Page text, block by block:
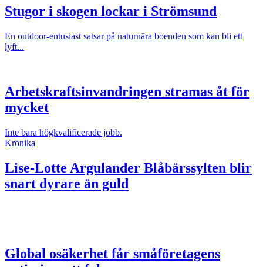
Stugor i skogen lockar i Strömsund
En outdoor-entusiast satsar på naturnära boenden som kan bli ett
lyft...
Arbetskraftsinvandringen stramas åt för
mycket
Inte bara högkvalificerade jobb.
Krönika
Lise-Lotte Argulander Blåbärssylten blir
snart dyrare än guld
Global osäkerhet får småföretagens